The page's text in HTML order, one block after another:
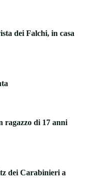
dei Falchi, in casa
ragazzo di 17 anni
dei Carabinieri a